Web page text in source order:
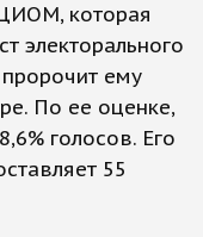
которая
электорального
пророчит ему
По ее оценке,
голосов. Его
55